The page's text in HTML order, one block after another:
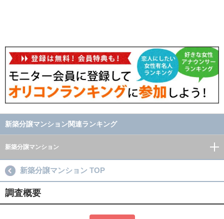
新築分譲マンション関連ランキング
新築分譲マンション
新築分譲マンション TOP
調査概要